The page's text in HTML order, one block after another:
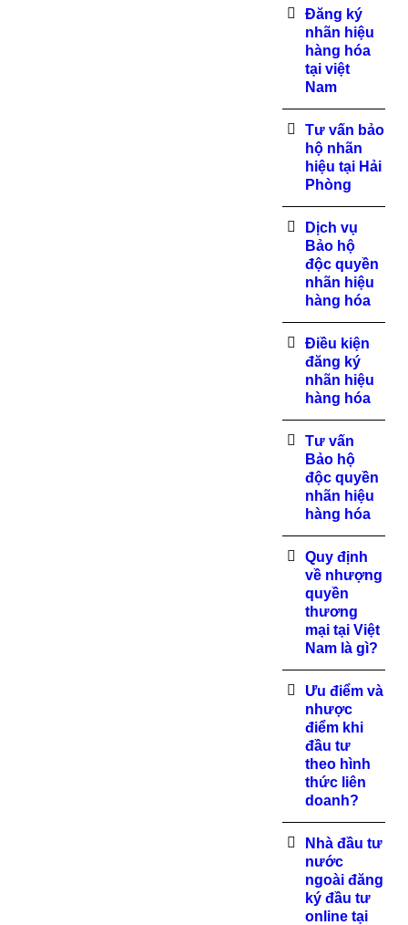
Đăng ký
nhãn hiệu
hàng hóa
tại việt
Nam
Tư vấn bảo
hộ nhãn
hiệu tại Hải
Phòng
Dịch vụ
Bảo hộ
độc quyền
nhãn hiệu
hàng hóa
Điều kiện
đăng ký
nhãn hiệu
hàng hóa
Tư vấn
Bảo hộ
độc quyền
nhãn hiệu
hàng hóa
Quy định
về nhượng
quyền
thương
mại tại Việt
Nam là gì?
Ưu điểm và
nhược
điểm khi
đầu tư
theo hình
thức liên
doanh?
Nhà đầu tư
nước
ngoài đăng
ký đầu tư
online tại